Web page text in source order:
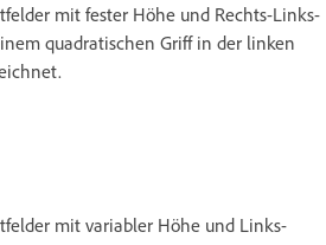
mit fester Höhe und Rechts-Links-
quadratischen Griff in der linken
mit variabler Höhe und Links-